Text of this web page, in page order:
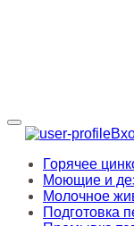
Горячее
Моющие и
Молочное
Подготовка